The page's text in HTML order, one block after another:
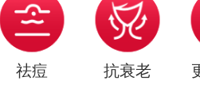
祛痘 抗衰老